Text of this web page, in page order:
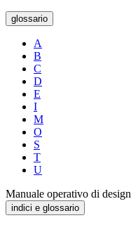
glossario
A
B
C
D
E
I
M
O
S
T
U
Manuale operativo di design
indici e glossario